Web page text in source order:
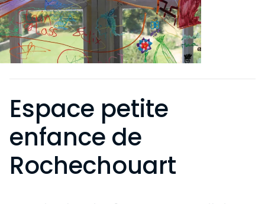
Espace petite
enfance de
Rochechouart